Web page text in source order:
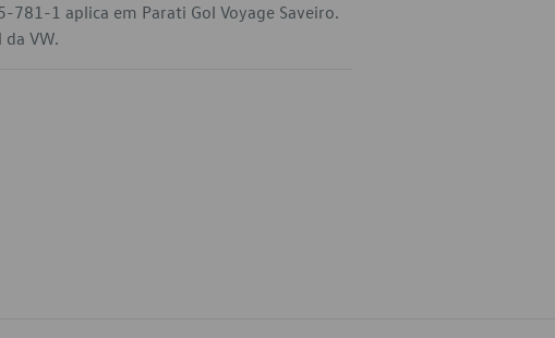
1 aplica em Parati Gol Voyage Saveiro.
VW.